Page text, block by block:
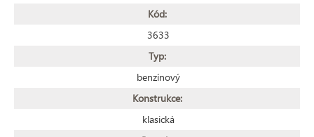
Kód:
3633
Typ:
benzínový
Konstrukce:
klasická